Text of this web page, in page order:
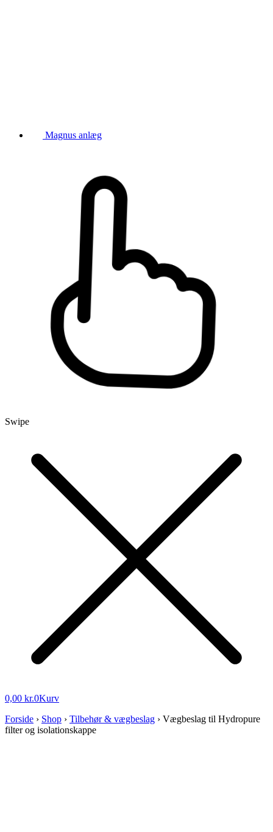
Magnus anlæg
Swipe
0,00 kr.0Kurv
Forside › Shop › Tilbehør & vægbeslag › Vægbeslag til Hydropure
filter og isolationskappe